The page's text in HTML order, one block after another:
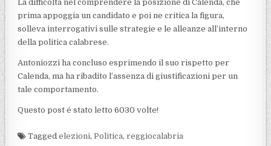
La difficoltà nel comprendere la posizione di Calenda, che
prima appoggia un candidato e poi ne critica la figura,
solleva interrogativi sulle strategie e le alleanze all’interno
della politica calabrese.
Antoniozzi ha concluso esprimendo il suo rispetto per
Calenda, ma ha ribadito l’assenza di giustificazioni per un
tale comportamento.
Questo post é stato letto 6030 volte!
Taggedelezioni,Politica,reggiocalabria